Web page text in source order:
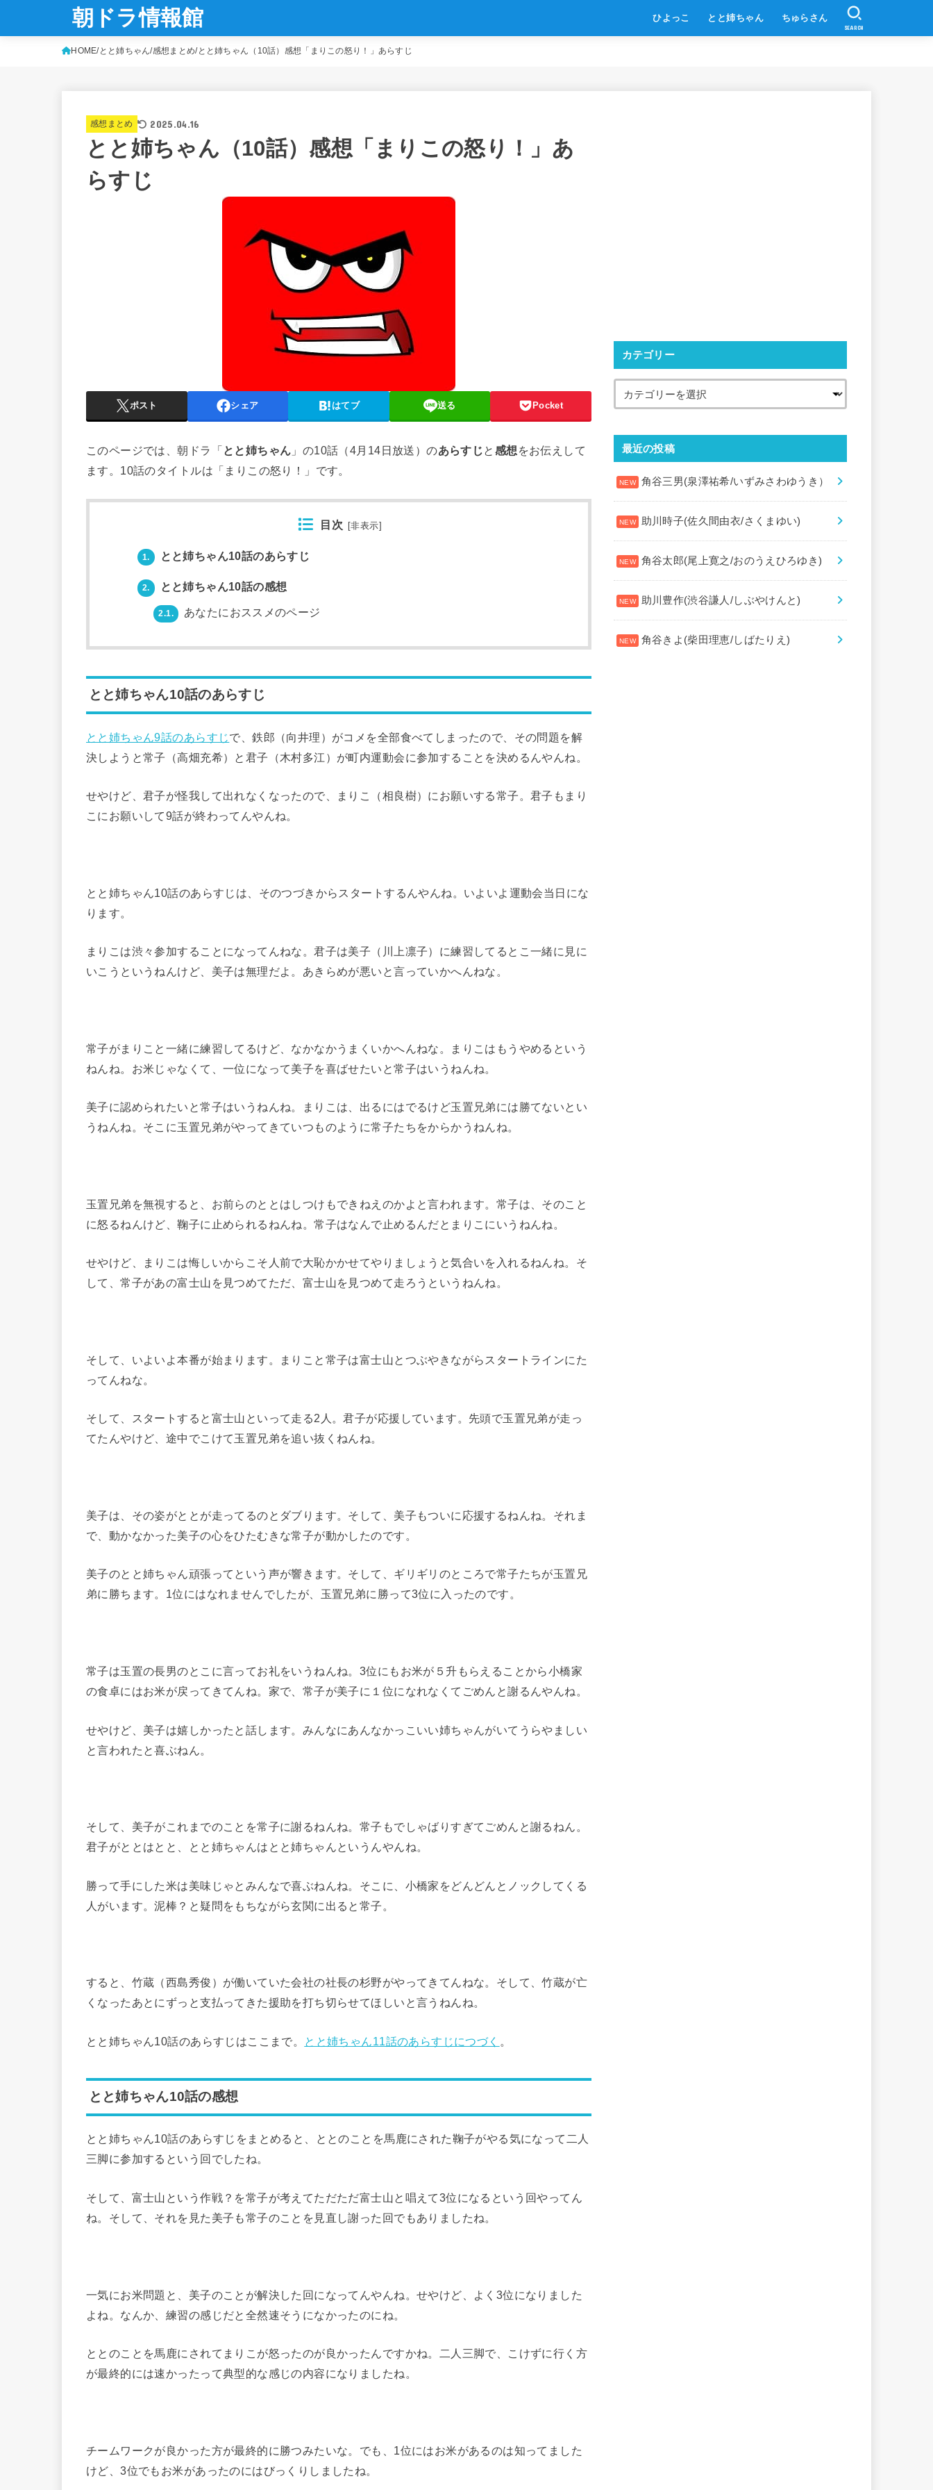
朝ドラ情報館 ひよっこ とと姉ちゃん ちゅらさん
SEARCH
HOME とと姉ちゃん 感想まとめ とと姉ちゃん（10話）感想「まりこの怒り！」あらすじ
感想まとめ 2025.04.16
とと姉ちゃん（10話）感想「まりこの怒り！」あ
らすじ
ポスト シェア はてブ 送る Pocket
このページでは、朝ドラ「とと姉ちゃん 」の10話（4月14日放送）のあらすじと 感想 をお伝えして
ます。10話のタイトルは「まりこの怒り！」です。
目次 [非表示
1. とと姉ちゃん10話のあらすじ
2. とと姉ちゃん10話の感想
2.1. あなたにおススメのページ
とと姉ちゃん10話のあらすじ
とと姉ちゃん9話のあらすじで、鉄郎（向井理）がコメを全部食べてしまったので、その問題を解
決しようと常子（高畑充希）と君子（木村多江）が町内運動会に参加することを決めるんやんね。
せやけど、君子が怪我して出れなくなったので、まりこ（相良樹）にお願いする常子。君子もまり
こにお願いして9話が終わってんやんね。
とと姉ちゃん10話のあらすじは、そのつづきからスタートするんやんね。いよいよ運動会当日にな
ります。
まりこは渋々参加することになってんねな。君子は美子（川上凛子）に練習してるとこ一緒に見に
いこうというねんけど、美子は無理だよ。あきらめが悪いと言っていかへんねな。
常子がまりこと一緒に練習してるけど、なかなかうまくいかへんねな。まりこはもうやめるという
ねんね。お米じゃなくて、一位になって美子を喜ばせたいと常子はいうねんね。
美子に認められたいと常子はいうねんね。まりこは、出るにはでるけど玉置兄弟には勝てないとい
うねんね。そこに玉置兄弟がやってきていつものように常子たちをからかうねんね。
玉置兄弟を無視すると、お前らのととはしつけもできねえのかよと言われます。常子は、そのこと
に怒るねんけど、鞠子に止められるねんね。常子はなんで止めるんだとまりこにいうねんね。
せやけど、まりこは悔しいからこそ人前で大恥かかせてやりましょうと気合いを入れるねんね。そ
して、常子があの富士山を見つめてただ、富士山を見つめて走ろうというねんね。
そして、いよいよ本番が始まります。まりこと常子は富士山とつぶやきながらスタートラインにた
ってんねな。
そして、スタートすると富士山といって走る2人。君子が応援しています。先頭で玉置兄弟が走っ
てたんやけど、途中でこけて玉置兄弟を追い抜くねんね。
美子は、その姿がととが走ってるのとダブります。そして、美子もついに応援するねんね。それま
で、動かなかった美子の心をひたむきな常子が動かしたのです。
美子のとと姉ちゃん頑張ってという声が響きます。そして、ギリギリのところで常子たちが玉置兄
弟に勝ちます。1位にはなれませんでしたが、玉置兄弟に勝って3位に入ったのです。
常子は玉置の長男のとこに言ってお礼をいうねんね。3位にもお米が５升もらえることから小橋家
の食卓にはお米が戻ってきてんね。家で、常子が美子に１位になれなくてごめんと謝るんやんね。
せやけど、美子は嬉しかったと話します。みんなにあんなかっこいい姉ちゃんがいてうらやましい
と言われたと喜ぶねん。
そして、美子がこれまでのことを常子に謝るねんね。常子もでしゃばりすぎてごめんと謝るねん。
君子がととはとと、とと姉ちゃんはとと姉ちゃんというんやんね。
勝って手にした米は美味じゃとみんなで喜ぶねんね。そこに、小橋家をどんどんとノックしてくる
人がいます。泥棒？と疑問をもちながら玄関に出ると常子。
すると、竹蔵（西島秀俊）が働いていた会社の社長の杉野がやってきてんねな。そして、竹蔵が亡
くなったあとにずっと支払ってきた援助を打ち切らせてほしいと言うねんね。
とと姉ちゃん10話のあらすじはここまで。 とと姉ちゃん11話のあらすじにつづく 。
とと姉ちゃん10話の感想
とと姉ちゃん10話のあらすじをまとめると、ととのことを馬鹿にされた鞠子がやる気になって二人
三脚に参加するという回でしたね。
そして、富士山という作戦？を常子が考えてただただ富士山と唱えて3位になるという回やってん
ね。そして、それを見た美子も常子のことを見直し謝った回でもありましたね。
一気にお米問題と、美子のことが解決した回になってんやんね。せやけど、よく3位になりました
よね。なんか、練習の感じだと全然速そうになかったのにね。
ととのことを馬鹿にされてまりこが怒ったのが良かったんですかね。二人三脚で、こけずに行く方
が最終的には速かったって典型的な感じの内容になりましたね。
チームワークが良かった方が最終的に勝つみたいな。でも、1位にはお米があるのは知ってました
けど、3位でもお米があったのにはびっくりしましたね。
カテゴリー
最近の投稿
角谷三男(泉澤祐希/いずみさわゆうき）
助川時子(佐久間由衣/さくまゆい)
角谷太郎(尾上寛之/おのうえひろゆき)
助川豊作(渋谷謙人/しぶやけんと)
角谷きよ(柴田理恵/しばたりえ)